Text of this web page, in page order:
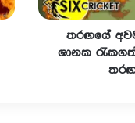
තරඟයේ
ශානක